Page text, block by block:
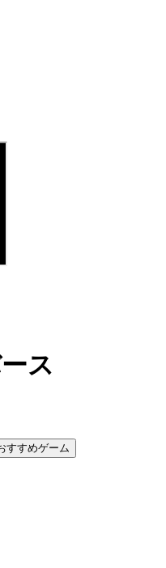
ス
すすめゲーム